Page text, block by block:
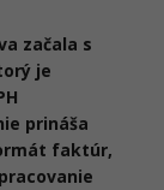
začala s
je
prináša
faktúr,